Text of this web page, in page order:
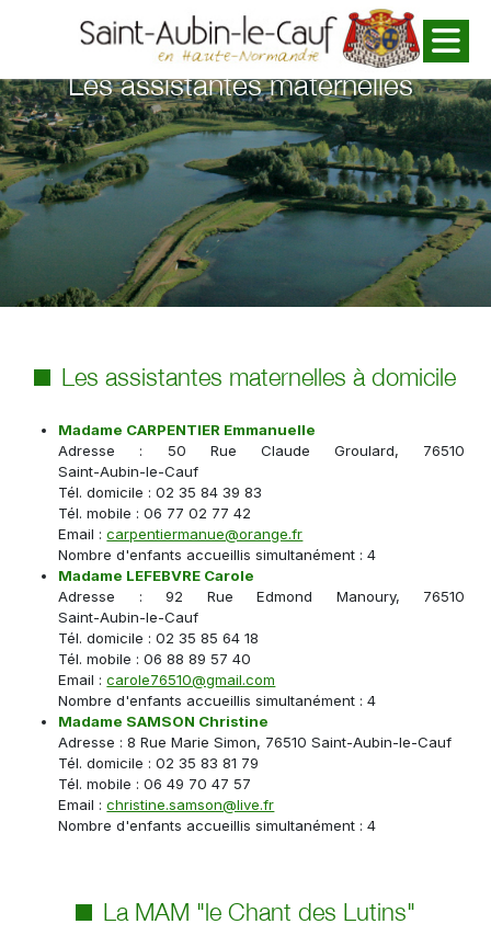
Les assistantes maternelles
Les assistantes maternelles à domicile
Madame CARPENTIER Emmanuelle
Adresse : 50 Rue Claude Groulard, 76510
Saint-Aubin-le-Cauf
Tél. domicile : 02 35 84 39 83
Tél. mobile : 06 77 02 77 42
Email :carpentiermanue@orange.fr
Nombre d'enfants accueillis simultanément : 4
Madame LEFEBVRE Carole
Adresse : 92 Rue Edmond Manoury, 76510
Saint-Aubin-le-Cauf
Tél. domicile : 02 35 85 64 18
Tél. mobile : 06 88 89 57 40
Email :carole76510@gmail.com
Nombre d'enfants accueillis simultanément : 4
Madame SAMSON Christine
Adresse : 8 Rue Marie Simon, 76510Saint-Aubin-le-Cauf
Tél. domicile : 02 35 83 81 79
Tél. mobile : 06 49 70 47 57
Email :christine.samson@live.fr
Nombre d'enfants accueillis simultanément : 4
La MAM "le Chant des Lutins"